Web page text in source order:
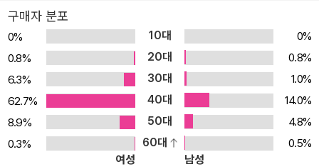
게티 등 여러 가지 음식과 발명에 관련된 내용을 한눈에 알아볼 수 있
도록 구성하였습니다. 발명 키트 효모의 발효 과정을 이용한 부풀어
오르는 풍선 만들기 <내일은 발명왕>은 책 속에서 다루고 있는 주요
학습 내용을 직접 실험해 보고 그 원리를 체험할 수 있도록 ‘발명 키
트’를 마련하였습니다. <내일은 발명왕> 38권에서는 이스트와 설탕
을 이용해 효모의 발효 과정을 알아볼 수 있는 ‘부풀어 오르는 풍선’을
만들어 봅니다.
구매자 분포
0% 10대
0%
0.8%
20대
0.8%
6.3%
30대
1.0%
62.7%
40대
14.0%
8.9%
50대
4.8%
0.3%
60대
0.5%
여성
남성